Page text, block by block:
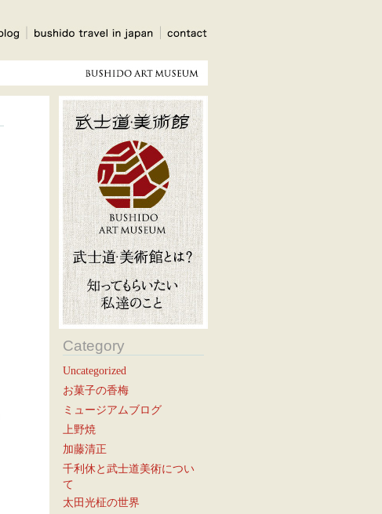
Category
Uncategorized
お菓子の香梅
ミュージアムブログ
上野焼
加藤清正
千利休と武士道美術につい
て
太田光柾の世界